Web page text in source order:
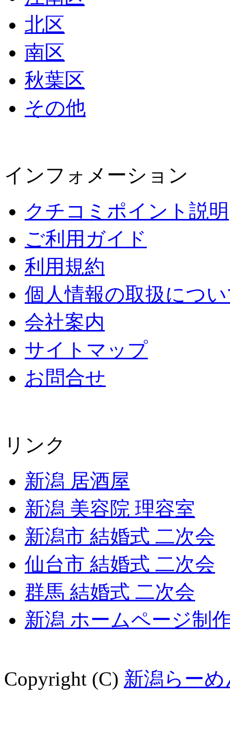
北区
南区
秋葉区
その他
インフォメーション
クチコミポイント説明
ご利用ガイド
利用規約
個人情報の取扱につ
会社案内
サイトマップ
お問合せ
リンク
新潟 居酒屋
新潟 美容院 理容室
新潟市 結婚式 二次会
仙台市 結婚式 二次会
群馬 結婚式 二次会
新潟 ホームページ制
Copyright (C) 新潟らー